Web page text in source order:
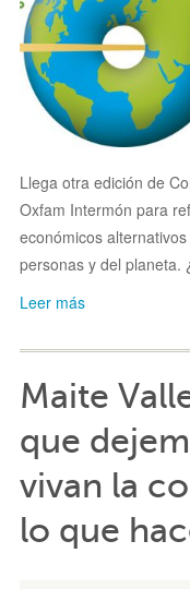
Llega otra edición de
Oxfam Intermón para
económicos
personas y del planeta.
Leer más
Maite
que
vivan la
lo que